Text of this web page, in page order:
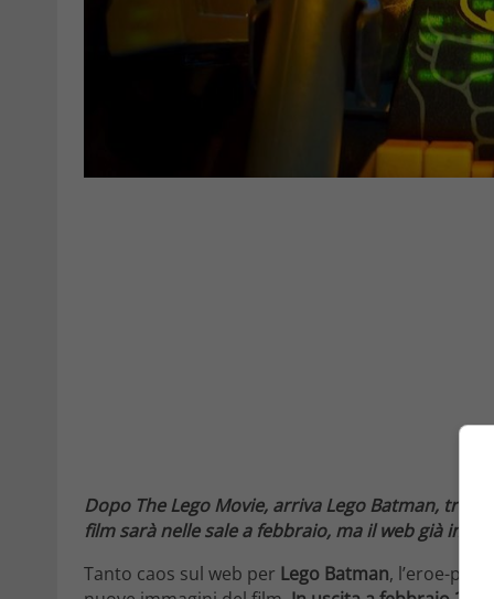
Dopo The Lego Movie, arriva Lego Batman,
film sarà nelle sale a febbraio, ma il web già
Tanto caos sul web per Lego Batman, l’eroe-